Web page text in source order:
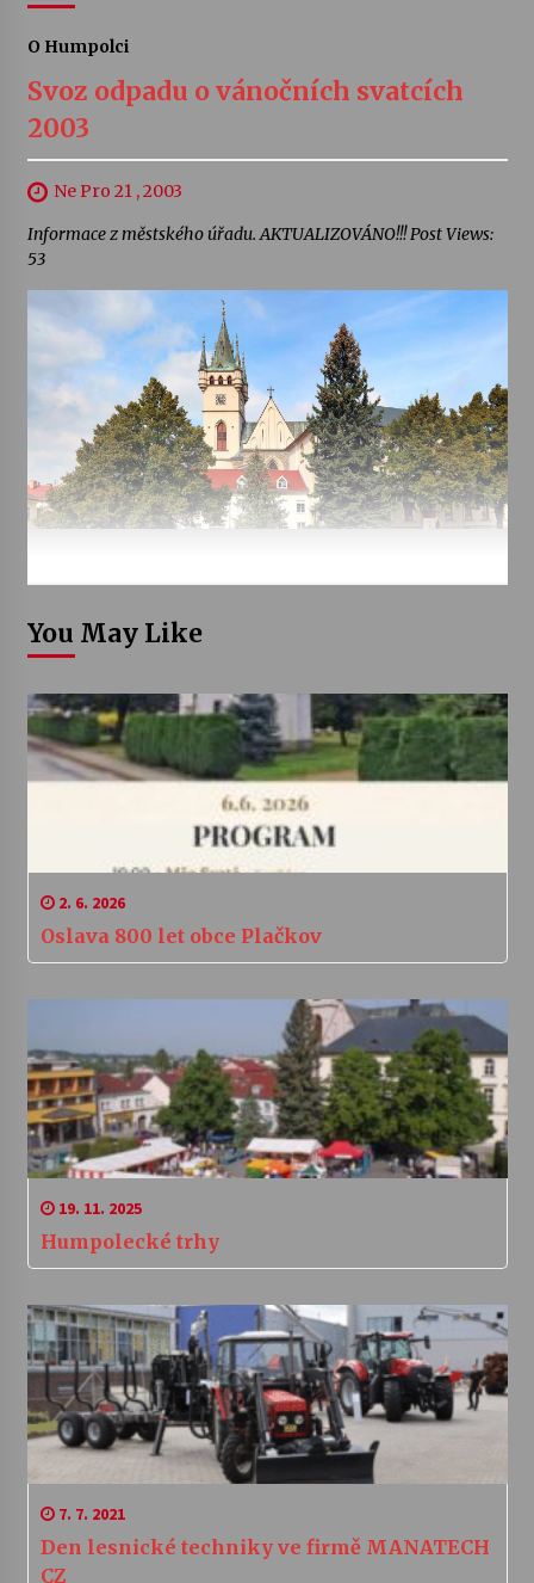
O Humpolci
Svoz odpadu o vánočních svatcích
2003
Ne Pro 21 , 2003
Informace z městského úřadu. AKTUALIZOVÁNO!!! Post Views:
53
You May Like
2. 6. 2026
Oslava 800 let obce Plačkov
19. 11. 2025
Humpolecké trhy
7. 7. 2021
Den lesnické techniky ve firmě MANATECH
CZ